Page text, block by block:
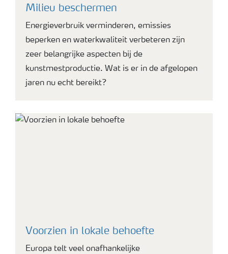
Milieu beschermen
Energieverbruik verminderen, emissies
beperken en waterkwaliteit verbeteren zijn
zeer belangrijke aspecten bij de
kunstmestproductie. Wat is er in de afgelopen
jaren nu echt bereikt?
Voorzien in lokale behoefte
Europa telt veel onafhankelijke